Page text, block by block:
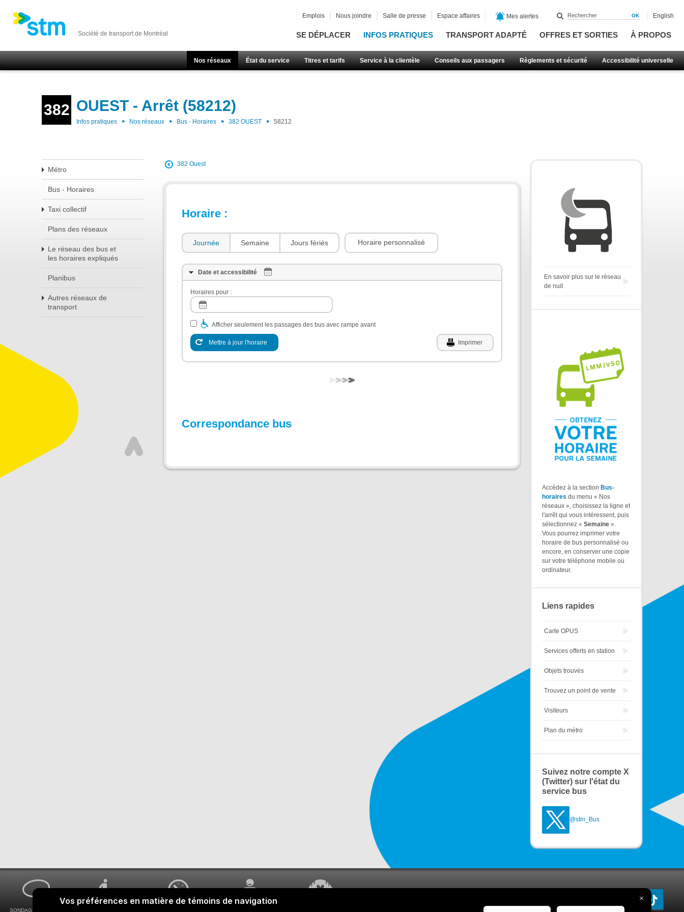
Société de transport de Montréal SE DÉPLACER INFOS PRATIQUES TRANSPORT ADAPTÉ OFFRES ET SORTIES À PROPOS
Nos réseaux État du service Titres et tarifs Service à la clientèle Conseils aux passagers Règlements et sécurité Accessibilité universelle
Emplois Nous joindre Salle de presse Espace affaires Mes alertes English
382 OUEST - Arrêt (58212)
Infos pratiques Nos réseaux Bus - Horaires 382 OUEST 58212
Métro
Bus - Horaires
Taxi collectif
Plans des réseaux
Le réseau des bus et
les horaires expliqués
Planibus
Autres réseaux de
transport
382 Ouest
Horaire :
Journée Semaine Jours fériés Horaire personnalisé
Date et accessibilité
Horaires pour :
Afficher seulement les passages des bus avec rampe avant
Mettre à jour l'horaire Imprimer
Correspondance bus
En savoir plus sur le réseau
de nuit
Accédez à la section Bus-
horaires du menu « Nos
réseaux », choisissez la ligne et
l'arrêt qui vous intéressent, puis
sélectionnez « Semaine ».
Vous pourrez imprimer votre
horaire de bus personnalisé ou
encore, en conserver une copie
sur votre téléphone mobile ou
ordinateur.
Liens rapides
Carte OPUS
Services offerts en station
Objets trouvés
Trouvez un point de vente
Visiteurs
Plan du métro
Suivez notre compte X
(Twitter) sur l'état du
service bus
@stm_Bus
SONDAGES MA VOIX